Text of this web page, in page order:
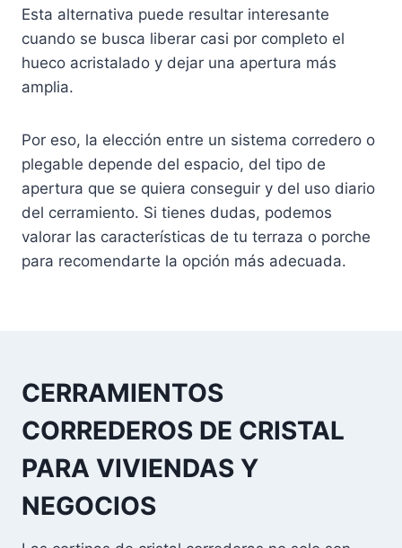
Esta alternativa puede resultar interesante
cuando se busca liberar casi por completo el
hueco acristalado y dejar una apertura más
amplia.
Por eso, la elección entre un sistema corredero o
plegable depende del espacio, del tipo de
apertura que se quiera conseguir y del uso diario
del cerramiento. Si tienes dudas, podemos
valorar las características de tu terraza o porche
para recomendarte la opción más adecuada.
CERRAMIENTOS
CORREDEROS DE CRISTAL
PARA VIVIENDAS Y
NEGOCIOS